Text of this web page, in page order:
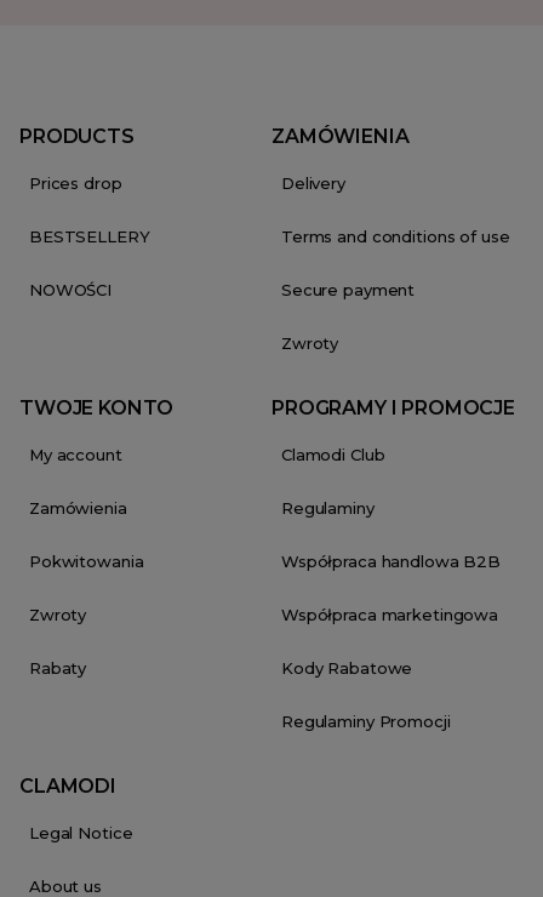
PRODUCTS
Prices drop
BESTSELLERY
NOWOŚCI
ZAMÓWIENIA
Delivery
Terms and conditions of use
Secure payment
Zwroty
TWOJE KONTO
My account
Zamówienia
Pokwitowania
Zwroty
Rabaty
PROGRAMY I PROMOCJE
Clamodi Club
Regulaminy
Współpraca handlowa B2B
Współpraca marketingowa
Kody Rabatowe
Regulaminy Promocji
CLAMODI
Legal Notice
About us